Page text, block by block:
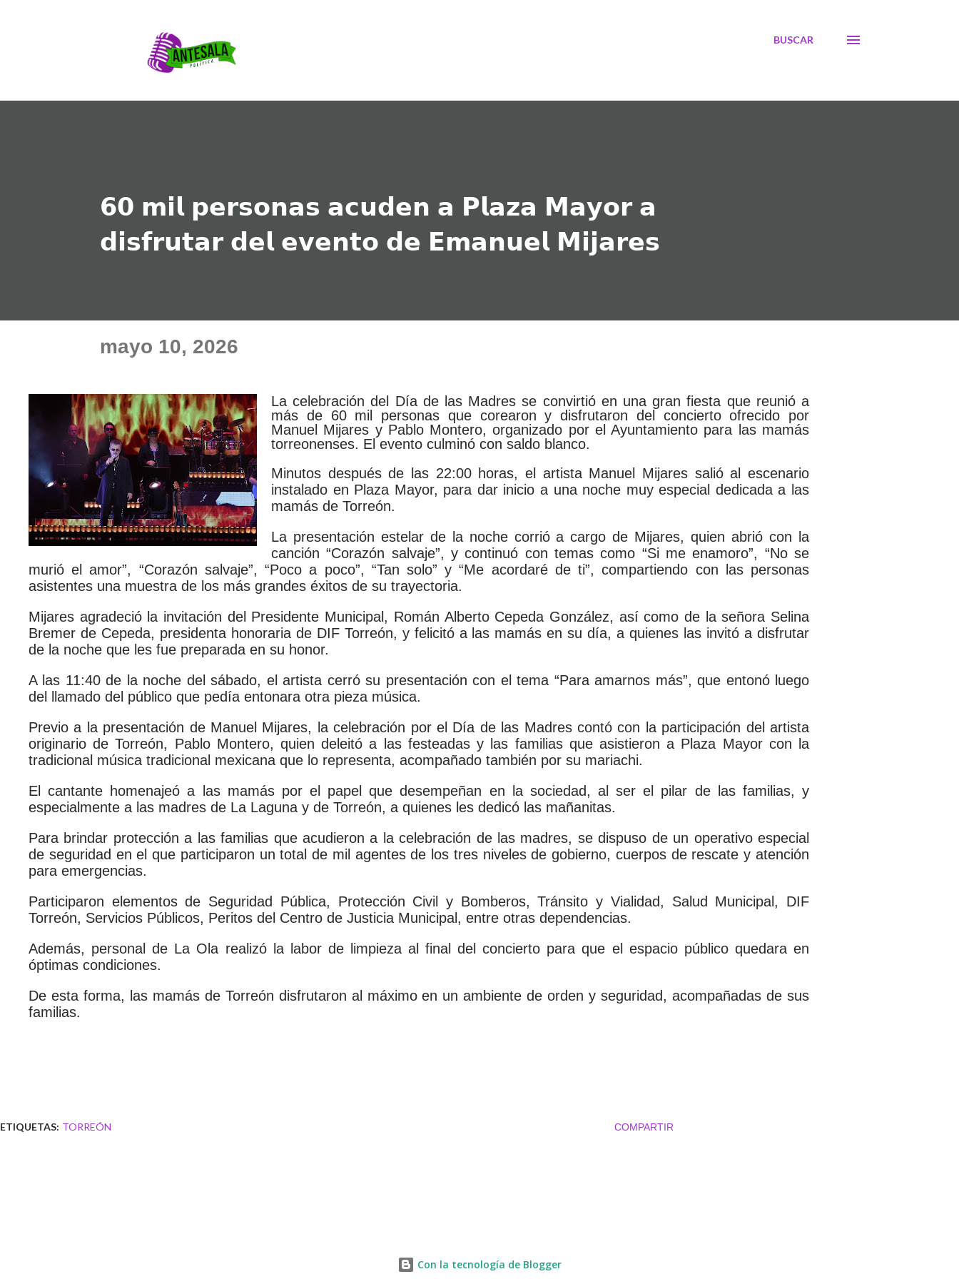
BUSCAR
𝟲𝟬 𝗺𝗶𝗹 𝗽𝗲𝗿𝘀𝗼𝗻𝗮𝘀 𝗮𝗰𝘂𝗱𝗲𝗻 𝗮 𝗣𝗹𝗮𝘇𝗮 𝗠𝗮𝘆𝗼𝗿 𝗮
𝗱𝗶𝘀𝗳𝗿𝘂𝘁𝗮𝗿 𝗱𝗲𝗹 𝗲𝘃𝗲𝗻𝘁𝗼 𝗱𝗲 𝗘𝗺𝗮𝗻𝘂𝗲𝗹 𝗠𝗶𝗷𝗮𝗿𝗲𝘀
mayo 10, 2026
La celebración del Día de las Madres se convirtió en una gran fiesta que reunió a
más de 60 mil personas que corearon y disfrutaron del concierto ofrecido por
Manuel Mijares y Pablo Montero, organizado por el Ayuntamiento para las mamás
torreonenses. El evento culminó con saldo blanco.
Minutos después de las 22:00 horas, el artista Manuel Mijares salió al escenario
instalado en Plaza Mayor, para dar inicio a una noche muy especial dedicada a las
mamás de Torreón.
La presentación estelar de la noche corrió a cargo de Mijares, quien abrió con la
canción “Corazón salvaje”, y continuó con temas como “Si me enamoro”, “No se
murió el amor”, “Corazón salvaje”, “Poco a poco”, “Tan solo” y “Me acordaré de ti”, compartiendo con las personas
asistentes una muestra de los más grandes éxitos de su trayectoria.
Mijares agradeció la invitación del Presidente Municipal, Román Alberto Cepeda González, así como de la señora Selina
Bremer de Cepeda, presidenta honoraria de DIF Torreón, y felicitó a las mamás en su día, a quienes las invitó a disfrutar
de la noche que les fue preparada en su honor.
A las 11:40 de la noche del sábado, el artista cerró su presentación con el tema “Para amarnos más”, que entonó luego
del llamado del público que pedía entonara otra pieza música.
Previo a la presentación de Manuel Mijares, la celebración por el Día de las Madres contó con la participación del artista
originario de Torreón, Pablo Montero, quien deleitó a las festeadas y las familias que asistieron a Plaza Mayor con la
tradicional música tradicional mexicana que lo representa, acompañado también por su mariachi.
El cantante homenajeó a las mamás por el papel que desempeñan en la sociedad, al ser el pilar de las familias, y
especialmente a las madres de La Laguna y de Torreón, a quienes les dedicó las mañanitas.
Para brindar protección a las familias que acudieron a la celebración de las madres, se dispuso de un operativo especial
de seguridad en el que participaron un total de mil agentes de los tres niveles de gobierno, cuerpos de rescate y atención
para emergencias.
Participaron elementos de Seguridad Pública, Protección Civil y Bomberos, Tránsito y Vialidad, Salud Municipal, DIF
Torreón, Servicios Públicos, Peritos del Centro de Justicia Municipal, entre otras dependencias.
Además, personal de La Ola realizó la labor de limpieza al final del concierto para que el espacio público quedara en
óptimas condiciones.
De esta forma, las mamás de Torreón disfrutaron al máximo en un ambiente de orden y seguridad, acompañadas de sus
familias.
ETIQUETAS: TORREÓN COMPARTIR
Con la tecnología de Blogger